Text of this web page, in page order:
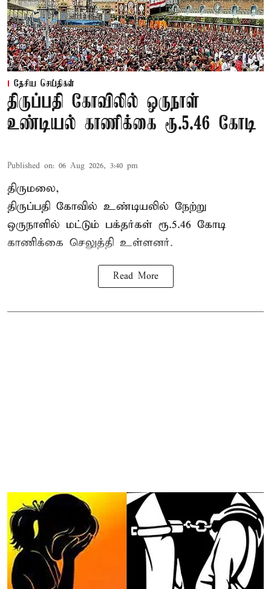
தேசிய செய்திகள்
திருப்பதி கோவிலில் ஒருநாள்
உண்டியல் காணிக்கை ரூ.5.46 கோடி
Published on: 06 Aug 2026, 3:40 pm
திருமலை,
திருப்பதி கோவில் உண்டியலில் நேற்று
ஒருநாளில் மட்டும் பக்தர்கள் ரூ.5.46 கோடி
காணிக்கை செலுத்தி உள்ளனர்.
Read More